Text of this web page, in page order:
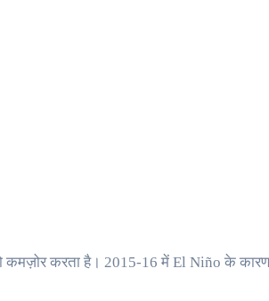
कमज़ोर करता है। 2015-16 में El Niño के